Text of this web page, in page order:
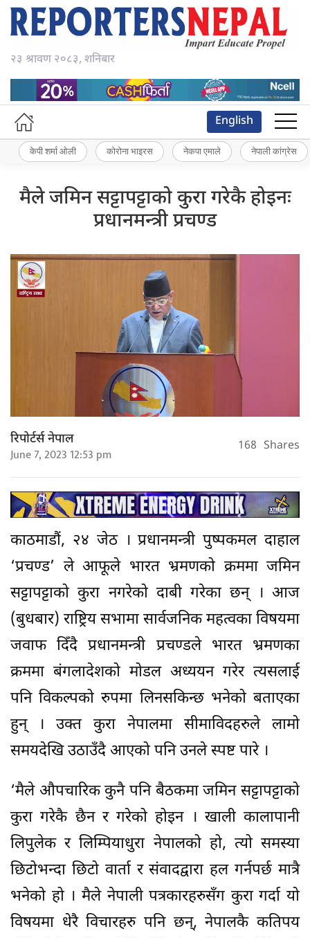
२३ श्रावण २०८३, शनिबार
English
केपी शर्मा ओली कोरोना भाइरस नेकपा एमाले नेपाली कांग्रेस
मैले जमिन सट्टापट्टाको कुरा गरेकै होइनः
प्रधानमन्त्री प्रचण्ड
रिपोर्टर्स नेपाल
June 7, 2023 12:53 pm 168 Shares
काठमाडौं, २४ जेठ । प्रधानमन्त्री पुष्पकमल दाहाल
‘प्रचण्ड’ ले आफूले भारत भ्रमणको क्रममा जमिन
सट्टापट्टाको कुरा नगरेको दाबी गरेका छन् । आज
(बुधबार) राष्ट्रिय सभामा सार्वजनिक महत्वका विषयमा
जवाफ दिँदै प्रधानमन्त्री प्रचण्डले भारत भ्रमणका
क्रममा बंगलादेशको मोडल अध्ययन गरेर त्यसलाई
पनि विकल्पको रुपमा लिनसकिन्छ भनेको बताएका
हुन् । उक्त कुरा नेपालमा सीमाविदहरुले लामो
समयदेखि उठाउँदै आएको पनि उनले स्पष्ट पारे ।
‘मैले औपचारिक कुनै पनि बैठकमा जमिन सट्टापट्टाको
कुरा गरेकै छैन र गरेको होइन । खाली कालापानी
लिपुलेक र लिम्पियाधुरा नेपालको हो, त्यो समस्या
छिटोभन्दा छिटो वार्ता र संवादद्वारा हल गर्नपर्छ मात्रै
भनेको हो । मैले नेपाली पत्रकारहरुसँग कुरा गर्दा यो
विषयमा धेरै विचारहरु पनि छन्, नेपालकै कतिपय